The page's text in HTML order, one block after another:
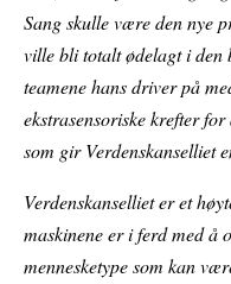
Sang skulle være den nye
ville bli totalt ødelagt i den
teamene hans driver på
ekstrasensoriske krefter
som gir Verdenskanselliet
Verdenskanselliet er et
maskinene er i ferd med å
mennesketype som kan